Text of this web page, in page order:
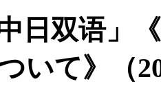
日双语」
いて》（